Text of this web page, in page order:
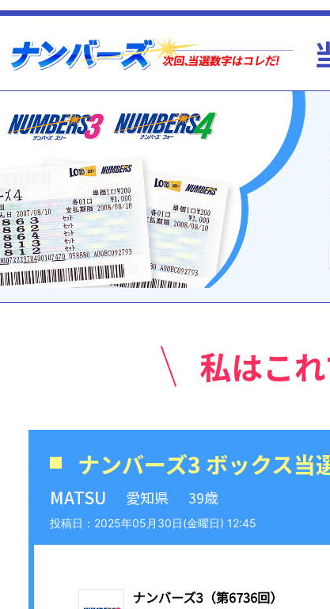
私はこ
ナンバーズ3 ボックス当
MATSU 愛知県 39歳
2025年05月30日(金曜日) 12:45